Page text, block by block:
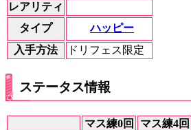
レアリティ
タイプ
ハッピー
入手方法
ドリフェス限定
ステータス情報
マス練0回 マス練4回